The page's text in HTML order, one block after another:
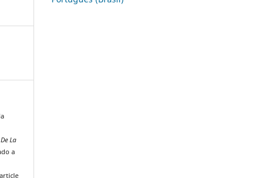
La
a